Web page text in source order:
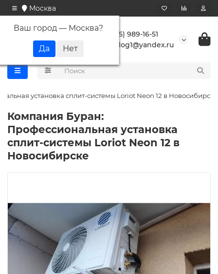
Москва
Ваш город — Москва?
+7 (495) 989-16-51
buranlog1@yandex.ru
установка сплит-системы Loriot Neon 12 в Новосибирске
Компания Буран:
Профессиональная установка
сплит-системы Loriot Neon 12 в
Новосибирске